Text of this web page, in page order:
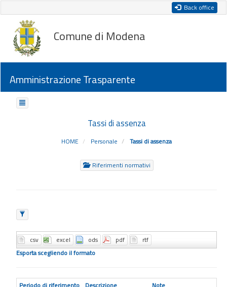
Back office
Comune di Modena
Amministrazione Trasparente
Tassi di assenza
HOME Personale Tassi di assenza
Riferimenti normativi
Esporta scegliendo il formato